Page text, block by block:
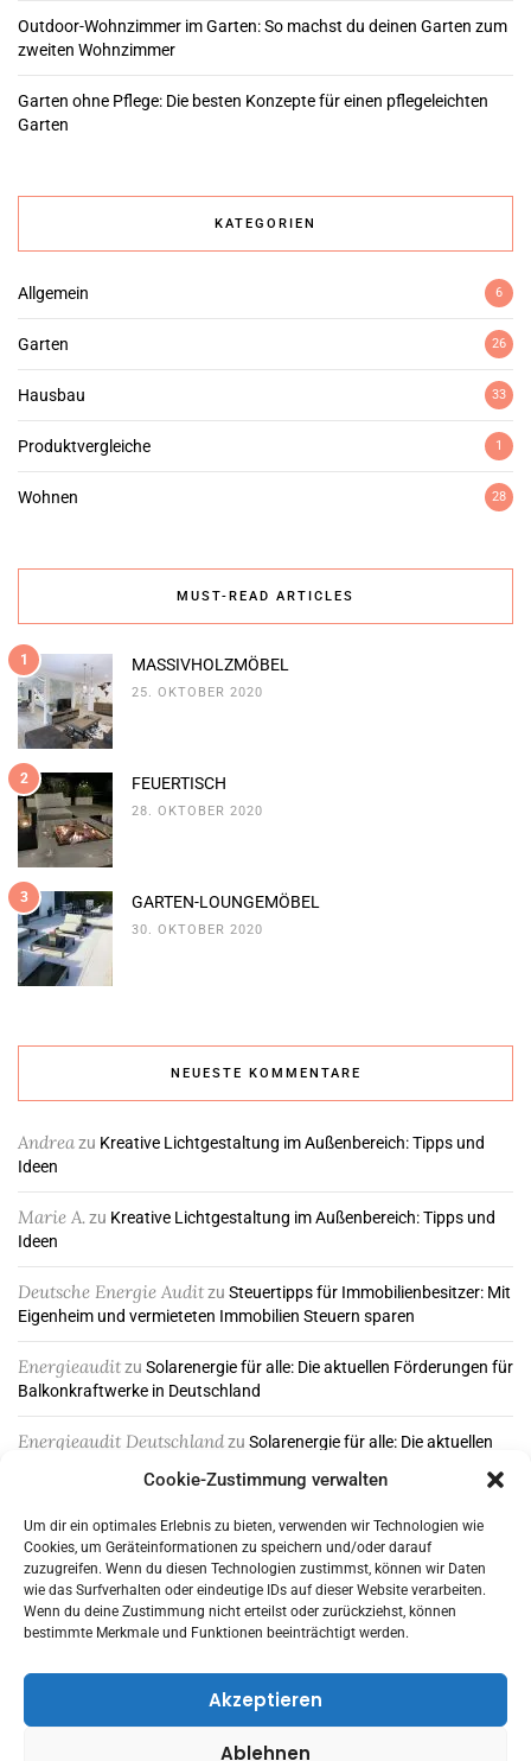
Cookie-Zustimmung verwalten
Um dir ein optimales Erlebnis zu bieten, verwenden wir Technologien wie
Cookies, um Geräteinformationen zu speichern und/oder darauf
zuzugreifen. Wenn du diesen Technologien zustimmst, können wir Daten
wie das Surfverhalten oder eindeutige IDs auf dieser Website verarbeiten.
Wenn du deine Zustimmung nicht erteilst oder zurückziehst, können
bestimmte Merkmale und Funktionen beeinträchtigt werden.
Akzeptieren
Ablehnen
Outdoor-Wohnzimmer im Garten: So machst du deinen Garten zum
zweiten Wohnzimmer
Garten ohne Pflege: Die besten Konzepte für einen pflegeleichten
Garten
KATEGORIEN
Allgemein 6
Garten 26
Hausbau 33
Produktvergleiche 1
Wohnen 28
MUST-READ ARTICLES
1 MASSIVHOLZMÖBEL
25. OKTOBER 2020
2 FEUERTISCH
28. OKTOBER 2020
3 GARTEN-LOUNGEMÖBEL
30. OKTOBER 2020
NEUESTE KOMMENTARE
Andreazu Kreative Lichtgestaltung im Außenbereich: Tipps und
Ideen
Marie A. zu Kreative Lichtgestaltung im Außenbereich: Tipps und
Ideen
Deutsche Energie Auditzu Steuertipps für Immobilienbesitzer: Mit
Eigenheim und vermieteten Immobilien Steuern sparen
Energieauditzu Solarenergie für alle: Die aktuellen Förderungen für
Balkonkraftwerke in Deutschland
Energieaudit Deutschlandzu Solarenergie für alle: Die aktuellen
ABONNIEREN & FOLGEN